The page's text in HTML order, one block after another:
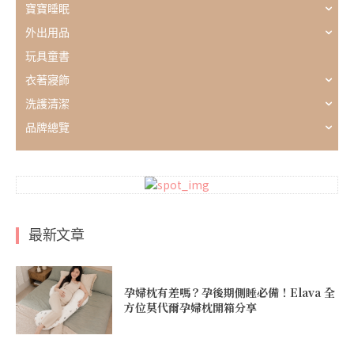
寶寶睡眠
外出用品
玩具童書
衣著寢飾
洗護清潔
品牌總覽
最新文章
孕婦枕有差嗎？孕後期側睡必備！Elava 全
方位莫代爾孕婦枕開箱分享